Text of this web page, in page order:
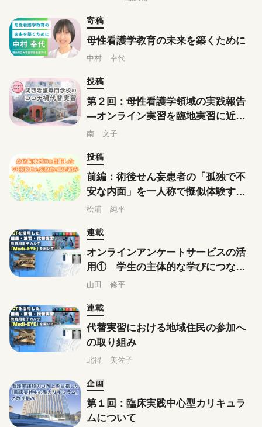
寄稿
母性看護学教育の未来を築くために
中村 幸代
投稿
第２回：母性看護学領域の実践報告
―オンライン実習を臨地実習に近づ
けるためのイメージ作り
南 文子
投稿
前編：術後せん妄患者の「孤独で不
安な内面」を一人称で擬似体験するV
R教材の開発
松浦 純平
連載
オンラインアンケートサービスの活
用① 学生の主体的な学びにつなげ
る授業内小テストでの利用
山田 修平
連載
代替実習における地域住民の参加へ
の取り組み
北得 美佐子
企画
第１回：臨床実践中心型カリキュラ
ムについて